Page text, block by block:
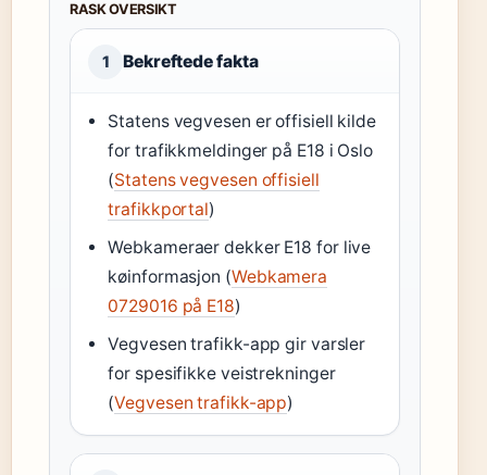
RASK OVERSIKT
1 Bekreftede fakta
Statens vegvesen er offisiell kilde
for trafikkmeldinger på E18 i Oslo
(Statens vegvesen offisiell
trafikkportal)
Webkameraer dekker E18 for live
køinformasjon (Webkamera
0729016 på E18)
Vegvesen trafikk-app gir varsler
for spesifikke veistrekninger
(Vegvesen trafikk-app)